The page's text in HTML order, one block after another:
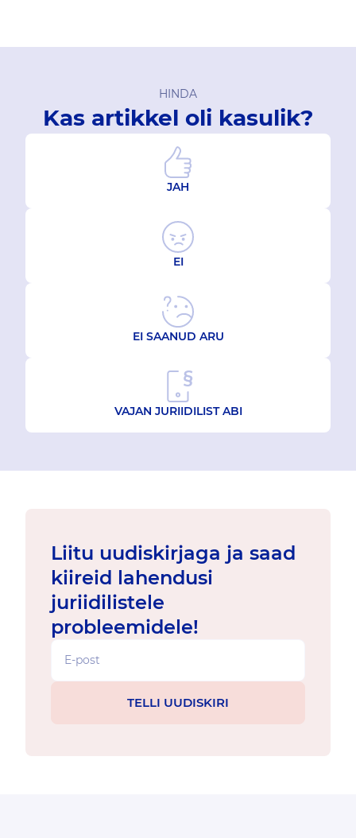
HINDA
Kas artikkel oli kasulik?
JAH
EI
EI SAANUD ARU
VAJAN JURIIDILIST ABI
Liitu uudiskirjaga ja saad
kiireid lahendusi
juriidilistele
probleemidele!